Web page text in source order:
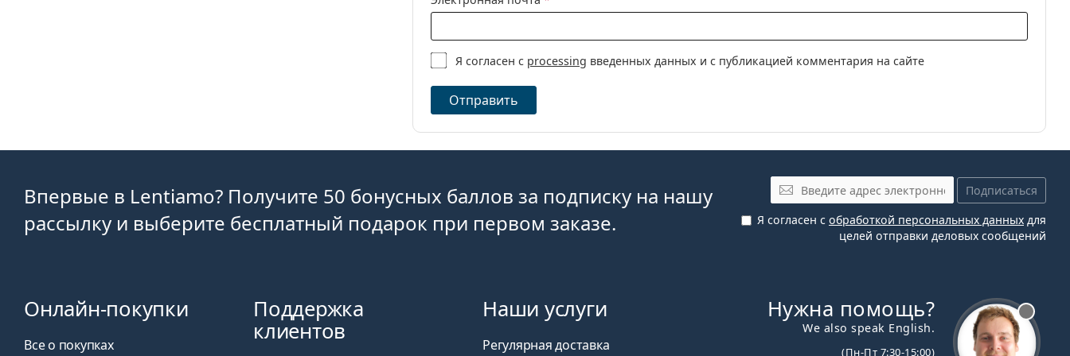
Я согласен с processing введенных данных и с публикацией комментария на сайте
Отправить
Впервые в Lentiamo? Получите 50 бонусных баллов за подписку на нашу
рассылку и выберите бесплатный подарок при первом заказе.
Эл. почта
Подписаться
Я согласен с обработкой персональных данных для
целей отправки деловых сообщений
Нужна помощь?
We also speak English.
(Пн-Пт 7:30-15:00)
Онлайн-покупки
Все о покупках
Поддержка
клиентов
Наши услуги
Регулярная доставка